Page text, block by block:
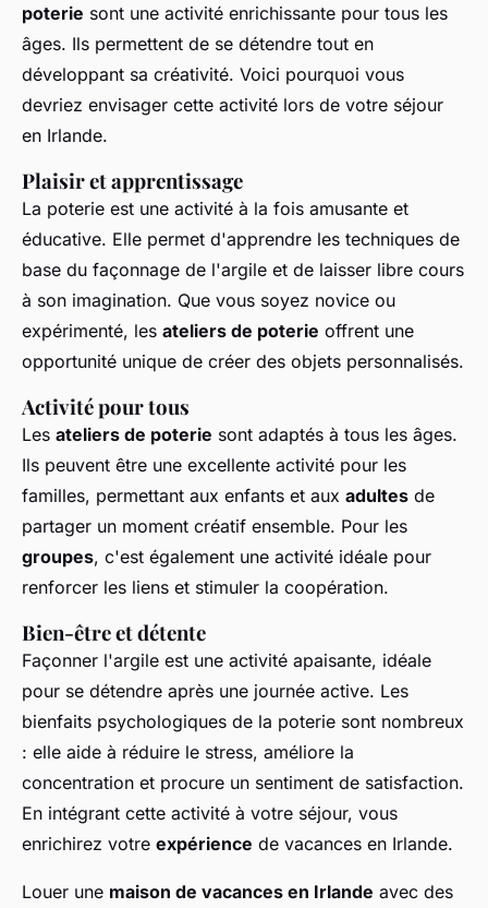
poterie sont une activité enrichissante pour tous les
âges. Ils permettent de se détendre tout en
développant sa créativité. Voici pourquoi vous
devriez envisager cette activité lors de votre séjour
en Irlande.
Plaisir et apprentissage
La poterie est une activité à la fois amusante et
éducative. Elle permet d'apprendre les techniques de
base du façonnage de l'argile et de laisser libre cours
à son imagination. Que vous soyez novice ou
expérimenté, les ateliers de poterie offrent une
opportunité unique de créer des objets personnalisés.
Activité pour tous
Les ateliers de poterie sont adaptés à tous les âges.
Ils peuvent être une excellente activité pour les
familles, permettant aux enfants et aux adultes de
partager un moment créatif ensemble. Pour les
groupes, c'est également une activité idéale pour
renforcer les liens et stimuler la coopération.
Bien-être et détente
Façonner l'argile est une activité apaisante, idéale
pour se détendre après une journée active. Les
bienfaits psychologiques de la poterie sont nombreux
: elle aide à réduire le stress, améliore la
concentration et procure un sentiment de satisfaction.
En intégrant cette activité à votre séjour, vous
enrichirez votre expérience de vacances en Irlande.
Louer une maison de vacances en Irlande avec des